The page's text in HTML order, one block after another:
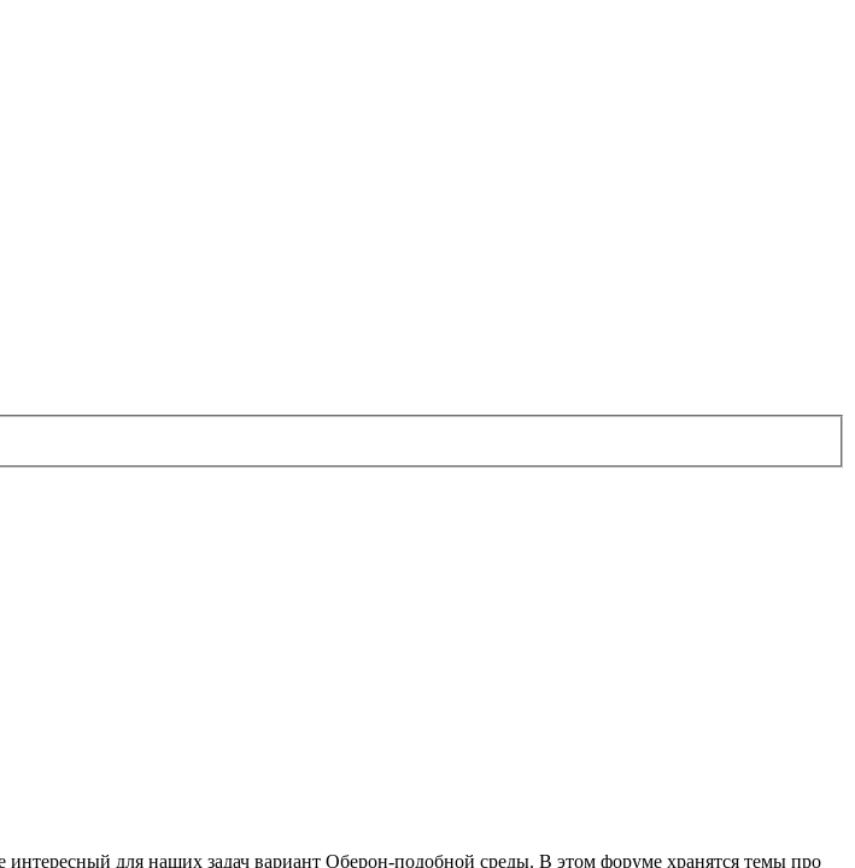
для наших задач вариант Оберон-подобной среды. В этом форуме хранятся темы про